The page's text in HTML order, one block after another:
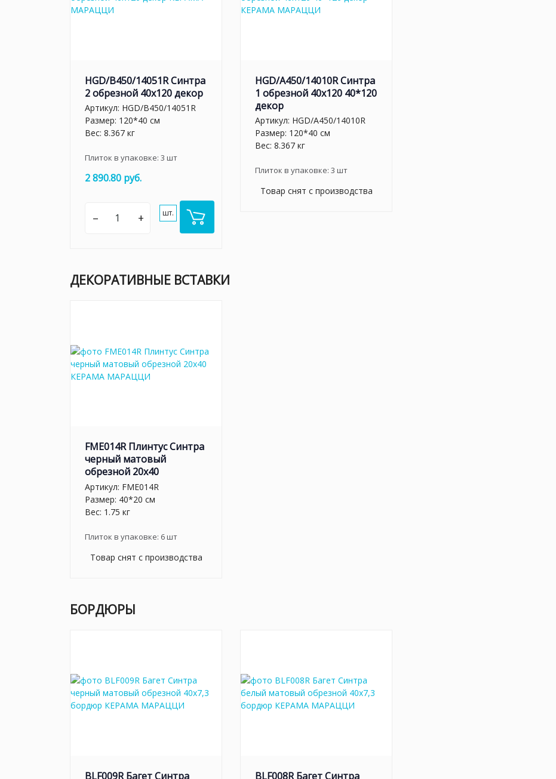
HGD/B450/14051R Синтра
2 обрезной 40х120 декор
Артикул: HGD/B450/14051R
Размер: 120*40 см
Вес: 8.367 кг
Плиток в упаковке: 3 шт
2 890.80 руб.
– + шт.
HGD/A450/14010R Синтра
1 обрезной 40х120 40*120
декор
Артикул: HGD/A450/14010R
Размер: 120*40 см
Вес: 8.367 кг
Плиток в упаковке: 3 шт
Товар снят с производства
ДЕКОРАТИВНЫЕ ВСТАВКИ
FME014R Плинтус Синтра
черный матовый
обрезной 20х40
Артикул: FME014R
Размер: 40*20 см
Вес: 1.75 кг
Плиток в упаковке: 6шт
Товар снят с производства
БОРДЮРЫ
BLF009R Багет Синтра BLF008R Багет Синтра